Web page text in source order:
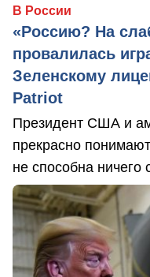
В России
«Россию? На
провалилась
Зеленскому
Patriot
Президент США и
прекрасно
не способна ничего